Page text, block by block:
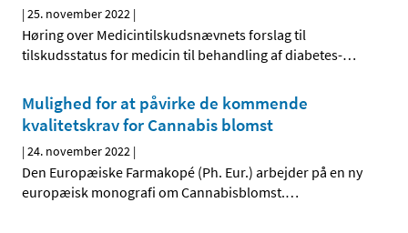
|25. november 2022 |
Høring over Medicintilskuds­nævnets forslag til
tilskudsstatus for medicin til behandling af diabetes-…
Mulighed for at påvirke de kommende
kvalitetskrav for Cannabis blomst
|24. november 2022 |
Den Europæiske Farmakopé (Ph. Eur.) arbejder på en ny
europæisk monografi om Cannabisblomst.…